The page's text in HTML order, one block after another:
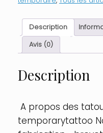
Effet
Couleur
Doré
Description
Avis (0)
Description
A propos des
temporarytattoo